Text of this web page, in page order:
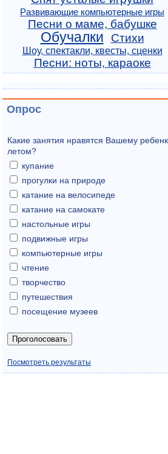
Развивающие компьютерные игры
Песни о маме, бабушке
Обучалки Стихи
Шоу, спектакли, квесты, сценки
Песни: ноты, караоке
Опрос
Какие занятия нравятся Вашему
летом?
купание
прогулки на природе
катание на велосипеде
катание на самокате
настольные игры
подвижные игры
компьютерные игры
чтение
творчество
путешествия
посещение музеев
Посмотреть результаты